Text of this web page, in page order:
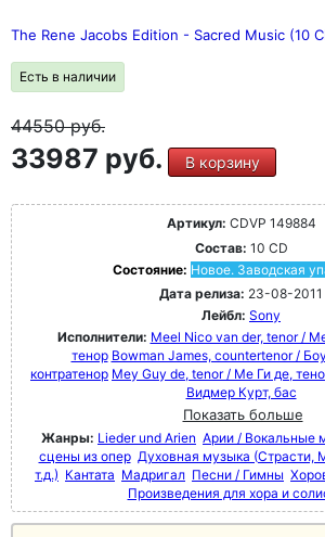
The Rene Jacobs Edition - Sacred Music (10
Есть в наличии
44550руб.
33987 руб. В корзину
Артикул: CDVP 149884
Состав: 10 CD
Состояние: Новое. Заводская
Дата релиза: 23-08-2011
Лейбл: Sony
Исполнители: Meel Nico van der, tenor /
тенор Bowman James, countertenor /
контратенор Mey Guy de, tenor / Ме Ги де,
Видмер Курт, бас
Показать больше
Жанры: Lieder und Arien Арии / Вокальные
сцены из опер Духовная музыка (Страсти,
т.д.) Кантата Мадригал Песни / Гимны
Произведения для хора и